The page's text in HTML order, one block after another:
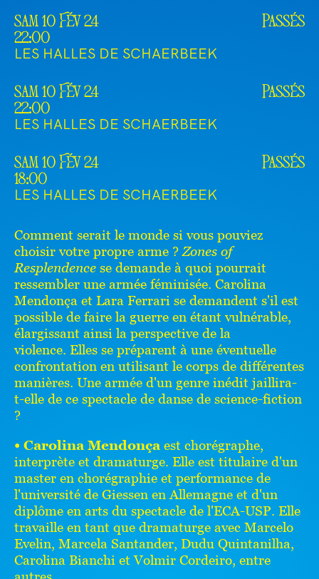
sam 10 Fév 24
22:00
Passés
LES HALLES DE SCHAERBEEK
sam 10 Fév 24
22:00
Passés
LES HALLES DE SCHAERBEEK
sam 10 Fév 24
18:00
Passés
LES HALLES DE SCHAERBEEK
Comment serait le monde si vous pouviez
choisir votre propre arme ? Zones of
Resplendence se demande à quoi pourrait
ressembler une armée féminisée. Carolina
Mendonça et Lara Ferrari se demandent s'il est
possible de faire la guerre en étant vulnérable,
élargissant ainsi la perspective de la
violence. Elles se préparent à une éventuelle
confrontation en utilisant le corps de différentes
manières. Une armée d'un genre inédit jaillira-
t-elle de ce spectacle de danse de science-fiction
?
• Carolina Mendonça est chorégraphe,
interprète et dramaturge. Elle est titulaire d'un
master en chorégraphie et performance de
l'université de Giessen en Allemagne et d'un
diplôme en arts du spectacle de l'ECA-USP. Elle
travaille en tant que dramaturge avec Marcelo
Evelin, Marcela Santander, Dudu Quintanilha,
Carolina Bianchi et Volmir Cordeiro, entre